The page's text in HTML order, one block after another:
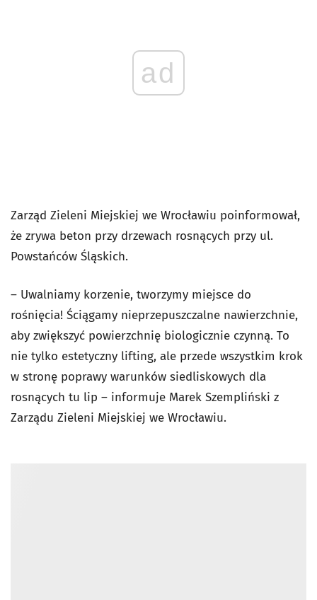
ad
Zarząd Zieleni Miejskiej we Wrocławiu poinformował,
że zrywa beton przy drzewach rosnących przy ul.
Powstańców Śląskich.
– Uwalniamy korzenie, tworzymy miejsce do
rośnięcia! Ściągamy nieprzepuszczalne nawierzchnie,
aby zwiększyć powierzchnię biologicznie czynną. To
nie tylko estetyczny lifting, ale przede wszystkim krok
w stronę poprawy warunków siedliskowych dla
rosnących tu lip – informuje Marek Szempliński z
Zarządu Zieleni Miejskiej we Wrocławiu.